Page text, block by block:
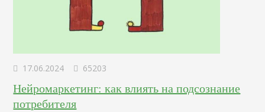
17.06.2024 65203
Нейромаркетинг: как влиять на подсознание
потребителя